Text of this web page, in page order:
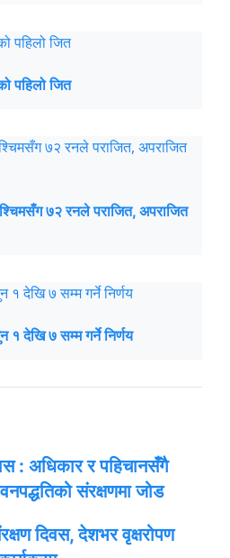
पहिलो जित
७२ रनले पराजित, अपराजित
१ देखि ७ सम्म गर्ने निर्णय
: अधिकार र पहिचानसँगै
संरक्षणमा जोड
दिवस, देशभर वृक्षरोपण